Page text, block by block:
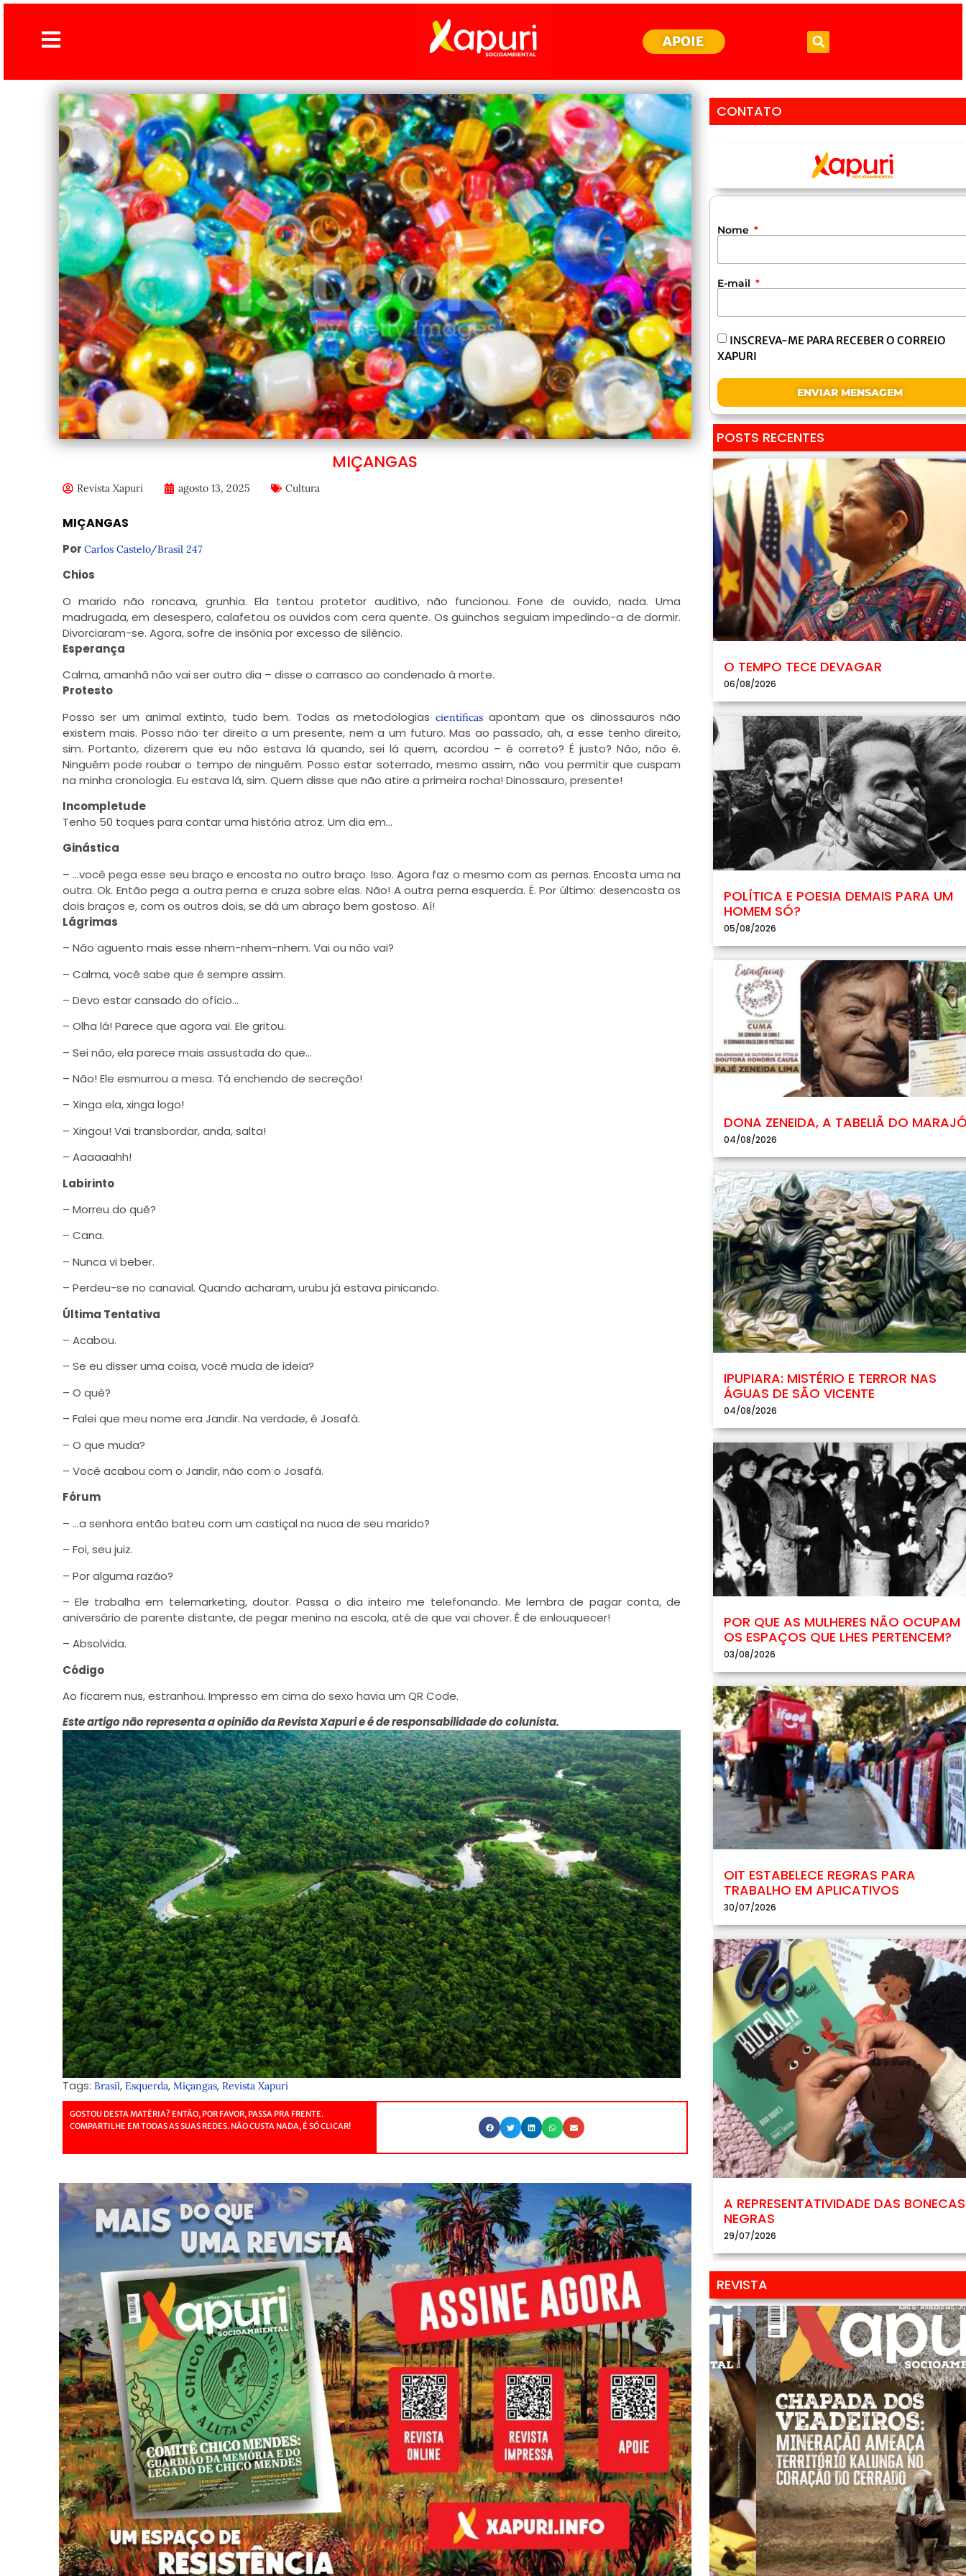
APOIE
MIÇANGAS
Revista Xapuri agosto 13, 2025 Cultura
MIÇANGAS
Por Carlos Castelo/Brasil 247
Chios
O marido não roncava, grunhia. Ela tentou protetor auditivo, não funcionou. Fone de ouvido, nada. Uma
madrugada, em desespero, calafetou os ouvidos com cera quente. Os guinchos seguiam impedindo-a de dormir.
Divorciaram-se. Agora, sofre de insônia por excesso de silêncio.
Esperança
Calma, amanhã não vai ser outro dia – disse o carrasco ao condenado à morte.
Protesto
Posso ser um animal extinto, tudo bem. Todas as metodologias científicas apontam que os dinossauros não
existem mais. Posso não ter direito a um presente, nem a um futuro. Mas ao passado, ah, a esse tenho direito,
sim. Portanto, dizerem que eu não estava lá quando, sei lá quem, acordou – é correto? É justo? Não, não é.
Ninguém pode roubar o tempo de ninguém. Posso estar soterrado, mesmo assim, não vou permitir que cuspam
na minha cronologia. Eu estava lá, sim. Quem disse que não atire a primeira rocha! Dinossauro, presente!
Incompletude
Tenho 50 toques para contar uma história atroz. Um dia em…
Ginástica
– …você pega esse seu braço e encosta no outro braço. Isso. Agora faz o mesmo com as pernas. Encosta uma na
outra. Ok. Então pega a outra perna e cruza sobre elas. Não! A outra perna esquerda. É. Por último: desencosta os
dois braços e, com os outros dois, se dá um abraço bem gostoso. Aí!
Lágrimas
– Não aguento mais esse nhem-nhem-nhem. Vai ou não vai?
– Calma, você sabe que é sempre assim.
– Devo estar cansado do ofício…
– Olha lá! Parece que agora vai. Ele gritou.
– Sei não, ela parece mais assustada do que…
– Não! Ele esmurrou a mesa. Tá enchendo de secreção!
– Xinga ela, xinga logo!
– Xingou! Vai transbordar, anda, salta!
– Aaaaaahh!
Labirinto
– Morreu do quê?
– Cana.
– Nunca vi beber.
– Perdeu-se no canavial. Quando acharam, urubu já estava pinicando.
Última Tentativa
– Acabou.
– Se eu disser uma coisa, você muda de ideia?
– O quê?
– Falei que meu nome era Jandir. Na verdade, é Josafá.
– O que muda?
– Você acabou com o Jandir, não com o Josafá.
Fórum
– …a senhora então bateu com um castiçal na nuca de seu marido?
– Foi, seu juiz.
– Por alguma razão?
– Ele trabalha em telemarketing, doutor. Passa o dia inteiro me telefonando. Me lembra de pagar conta, de
aniversário de parente distante, de pegar menino na escola, até de que vai chover. É de enlouquecer!
– Absolvida.
Código
Ao ficarem nus, estranhou. Impresso em cima do sexo havia um QR Code.
Este artigo não representa a opinião da Revista Xapuri e é de responsabilidade do colunista.
Tags: Brasil, Esquerda, Miçangas, Revista Xapuri
GOSTOU DESTA MATÉRIA? ENTÃO, POR FAVOR, PASSA PRA FRENTE.
COMPARTILHE EM TODAS AS SUAS REDES. NÃO CUSTA NADA, É SÓ CLICAR!
CONTATO
Nome
E-mail
INSCREVA-ME PARA RECEBER O CORREIO
XAPURI
ENVIAR MENSAGEM
POSTS RECENTES
O TEMPO TECE DEVAGAR
06/08/2026
POLÍTICA E POESIA DEMAIS PARA UM
HOMEM SÓ?
05/08/2026
DONA ZENEIDA, A TABELIÃ DO
04/08/2026
IPUPIARA: MISTÉRIO E TERROR NAS
ÁGUAS DE SÃO VICENTE
04/08/2026
POR QUE AS MULHERES NÃO OCUPAM
OS ESPAÇOS QUE LHES PERTENCEM?
03/08/2026
OIT ESTABELECE REGRAS PARA
TRABALHO EM APLICATIVOS
30/07/2026
A REPRESENTATIVIDADE DAS BONECAS
NEGRAS
29/07/2026
REVISTA